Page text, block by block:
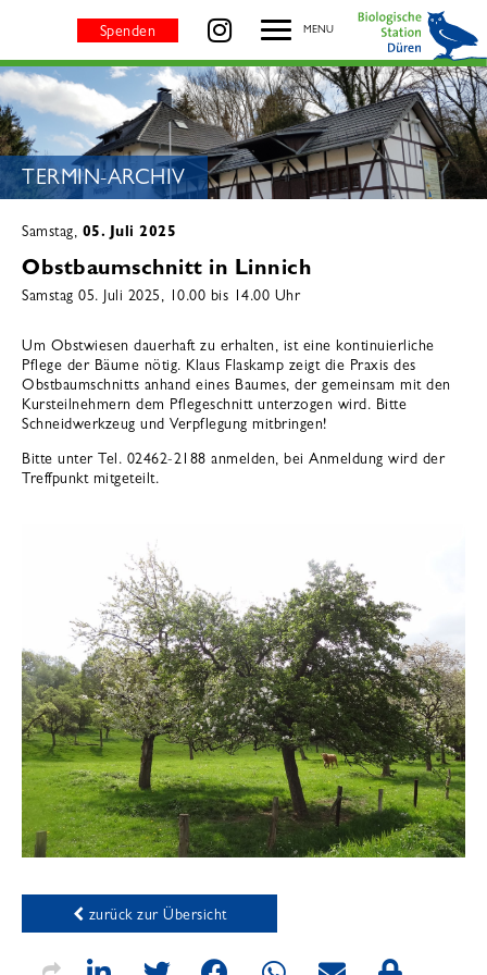
MENU
Spenden besuchen Sie uns
SEITENTITEL:
TERMIN-ARCHIV
Samstag, 05. Juli 2025
Obstbaumschnitt in Linnich
Samstag 05. Juli 2025, 10.00 bis 14.00 Uhr
Um Obstwiesen dauerhaft zu erhalten, ist eine kontinuierliche
Pflege der Bäume nötig. Klaus Flaskamp zeigt die Praxis des
Obstbaumschnitts anhand eines Baumes, der gemeinsam mit den
Kursteilnehmern dem Pflegeschnitt unterzogen wird. Bitte
Schneidwerkzeug und Verpflegung mitbringen!
Bitte unter Tel. 02462-2188 anmelden, bei Anmeldung wird der
Treffpunkt mitgeteilt.
zurück zur Übersicht